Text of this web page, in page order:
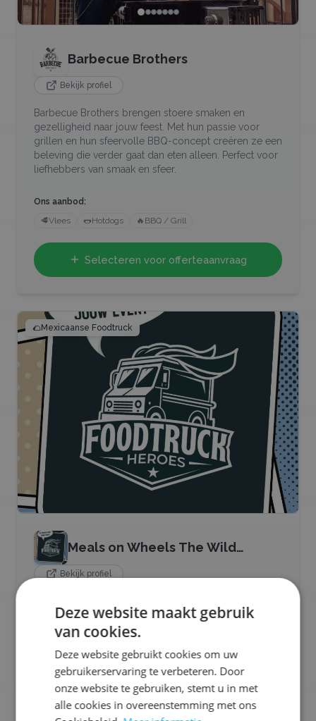
Barbecue Brothers
Bekijk profiel
Barbecue Brothers brengen stoere smaken en
gezelligheid naar jouw feest. Met hun passie voor
grillen en hun sfeervolle BBQ-concept creëren ze een
beleving die verder gaat dan eten alleen. Perfect voor
liefhebbers van smaak en sfeer.
Ons aanbod:
🥩Vlees 🌭Hotdogs 🔥 BBQ / Grill
Selecteren voor offerteaanvraag
🌮Mexicaanse Foodtruck
Meals on Wheels The Wild
Mexican
Bekijk profiel
authentieke Mexicaanse streetfoodcultuur naar jouw
event. Onze foodtruck serveert verse, rijkgevulde
bereid met kruidige marinades en frisse toppings.
Alles wordt live klaargemaakt, zodat geur, smaak en
beleving samenkomen.
Ons aanbod:
Deze website maakt gebruik
van cookies.
Deze website gebruikt cookies om uw
gebruikerservaring te verbeteren. Door
onze website te gebruiken, stemt u in met
alle cookies in overeenstemming met ons